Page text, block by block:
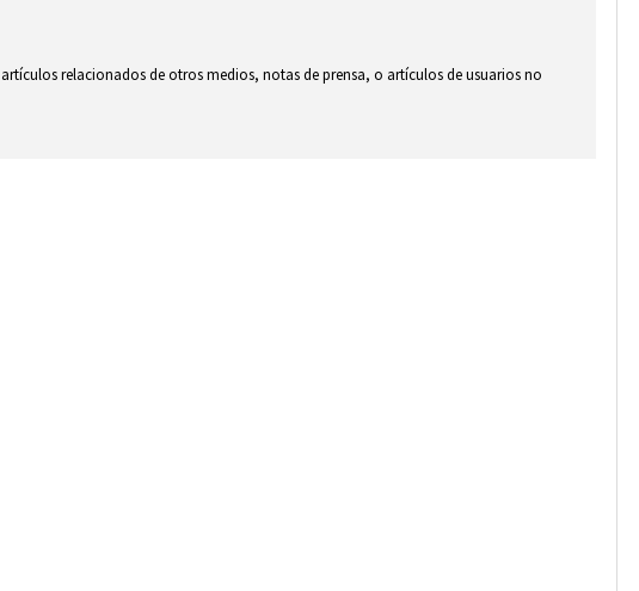
relacionados de otros medios, notas de prensa, o artículos de usuarios no